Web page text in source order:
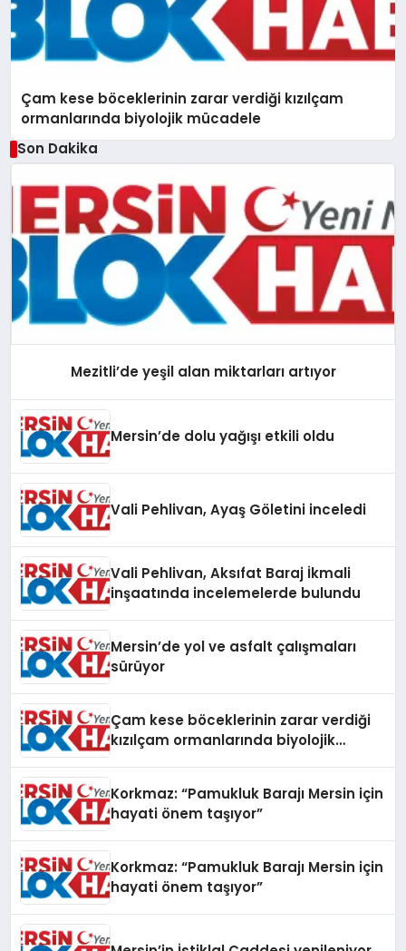
Çam kese böceklerinin zarar verdiği kızılçam
ormanlarında biyolojik mücadele
Son Dakika
Mezitli’de yeşil alan miktarları artıyor
Mersin’de dolu yağışı etkili oldu
Vali Pehlivan, Ayaş Göletini inceledi
Vali Pehlivan, Aksıfat Baraj İkmali
inşaatında incelemelerde bulundu
Mersin’de yol ve asfalt çalışmaları
sürüyor
Çam kese böceklerinin zarar verdiği
kızılçam ormanlarında biyolojik
Korkmaz: “Pamukluk Barajı Mersin için
hayati önem taşıyor”
Korkmaz: “Pamukluk Barajı Mersin için
hayati önem taşıyor”